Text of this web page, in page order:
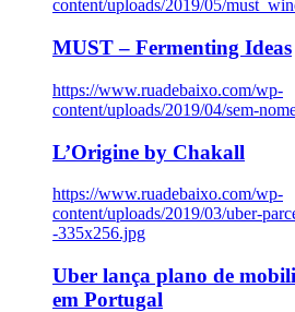
content/uploads/2019/05/
MUST – Fermenting Ideas
https://www.ruadebaixo.com/wp-
content/uploads/2019/04/sem-
L’Origine by Chakall
https://www.ruadebaixo.com/wp-
content/uploads/2019/03/uber-
-335x256.jpg
Uber lança plano de
em Portugal